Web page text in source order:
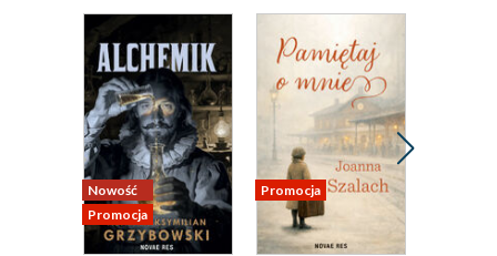
Nowość
Promocja
Promocja